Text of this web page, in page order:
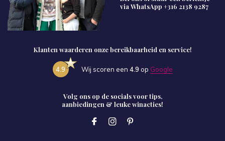
via WhatsApp +316 2138 9287
Klanten waarderen onze bereikbaarheid en service!
4.9 Wij scoren een 4.9 op Google
Volg ons op de socials voor tips,
aanbiedingen & leuke winacties!